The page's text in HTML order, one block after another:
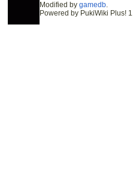
Modified bygamedb.
Powered by PukiWiki Plus!